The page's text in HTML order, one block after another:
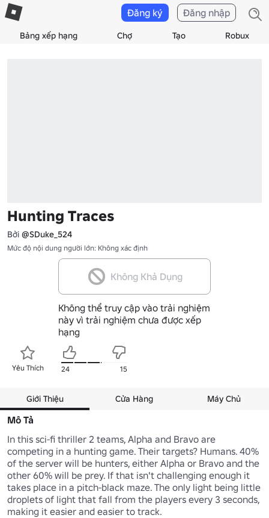
Bảng xếp hạng Chợ Tạo Robux
Đăng ký Đăng nhập
Hunting Traces
Bởi @SDuke_524
Mức độ nội dung người lớn: Không xác định
Không Khả Dụng
Không thể truy cập vào trải nghiệm
này vì trải nghiệm chưa được xếp
hạng
Yêu Thích 24 15
Giới Thiệu Cửa Hàng Máy Chủ
Mô Tả
In this sci-fi thriller 2 teams, Alpha and Bravo are
competing in a hunting game. Their targets? Humans. 40%
of the server will be hunters, either Alpha or Bravo and the
other 60% will be prey. If that isn't challenging enough it
takes place in a pitch-black maze. The only light being little
droplets of light that fall from the players every 3 seconds,
making it easier and easier to track.